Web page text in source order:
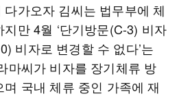
가오자 김씨는 법무부에 체
만 4월 ‘단기방문(C-3) 비자
비자로 변경할 수 없다’는
마씨가 비자를 장기체류 방
국내 체류 중인 가족에 재